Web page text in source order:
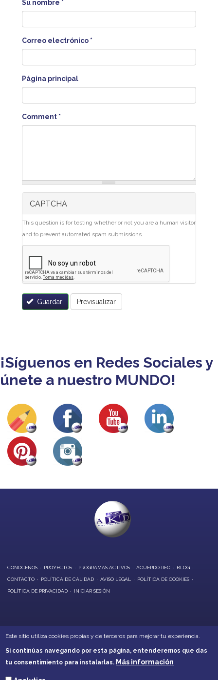
Su nombre *
Correo electrónico *
Página principal
Comment *
CAPTCHA
This question is for testing whether or not you are a human visitor
and to prevent automated spam submissions.
Guardar Previsualizar
¡Síguenos en Redes Sociales y
únete a nuestro MUNDO!
CONOCENOS PROYECTOS PROGRAMAS ACTIVOS ACUERDO REC BLOG
CONTACTO POLÍTICA DE CALIDAD AVISO LEGAL POLÍTICA DE COOKIES
POLÍTICA DE PRIVACIDAD INICIAR SESIÓN
Calle Soledad, 21 - Villarrubia de los Ojos
Teléfonos: 926260001 - 926266632
akd@akd-cr.com
Este sitio utiliza cookies propias y de terceros para mejorar tu experiencia.
Si continúas navegando por esta página, entenderemos que das
tu consentimiento para instalarlas. Más información